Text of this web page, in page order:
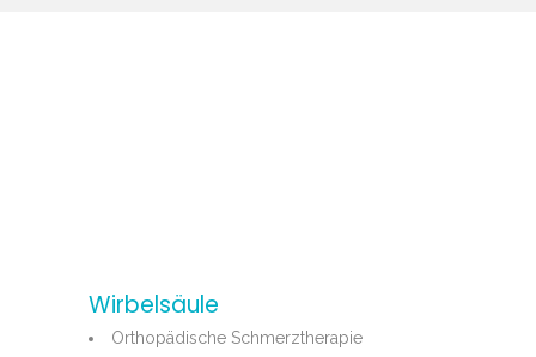
Wirbelsäule
Orthopädische Schmerztherapie